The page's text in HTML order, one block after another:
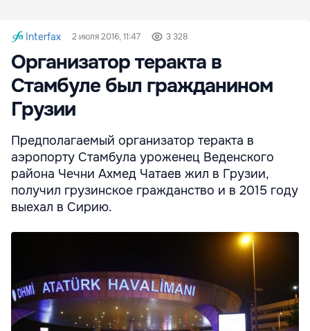
Interfax 2 июля 2016, 11:47 3 328
Организатор теракта в
Стамбуле был гражданином
Грузии
Предполагаемый организатор теракта в
аэропорту Стамбула уроженец Веденского
района Чечни Ахмед Чатаев жил в Грузии,
получил грузинское гражданство и в 2015 году
выехал в Сирию.